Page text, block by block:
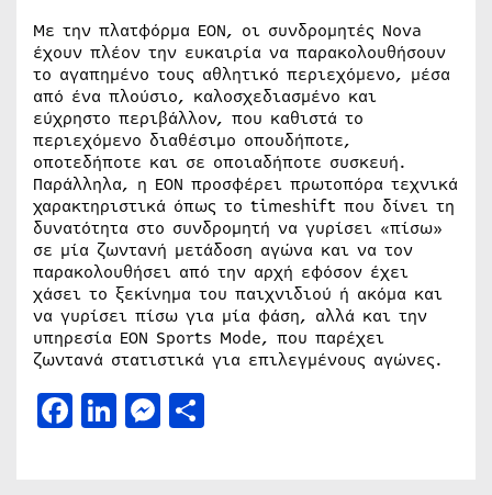
Με την πλατφόρμα EON, οι συνδρομητές Nova
έχουν πλέον την ευκαιρία να παρακολουθήσουν
το αγαπημένο τους αθλητικό περιεχόμενο, μέσα
από ένα πλούσιο, καλοσχεδιασμένο και
εύχρηστο περιβάλλον, που καθιστά το
περιεχόμενο διαθέσιμο οπουδήποτε,
οποτεδήποτε και σε οποιαδήποτε συσκευή.
Παράλληλα, η ΕΟΝ προσφέρει πρωτοπόρα τεχνικά
χαρακτηριστικά όπως το timeshift που δίνει τη
δυνατότητα στο συνδρομητή να γυρίσει «πίσω»
σε μία ζωντανή μετάδοση αγώνα και να τον
παρακολουθήσει από την αρχή εφόσον έχει
χάσει το ξεκίνημα του παιχνιδιού ή ακόμα και
να γυρίσει πίσω για μία φάση, αλλά και την
υπηρεσία EON Sports Mode, που παρέχει
ζωντανά στατιστικά για επιλεγμένους αγώνες.
Facebook
LinkedIn
Messenger